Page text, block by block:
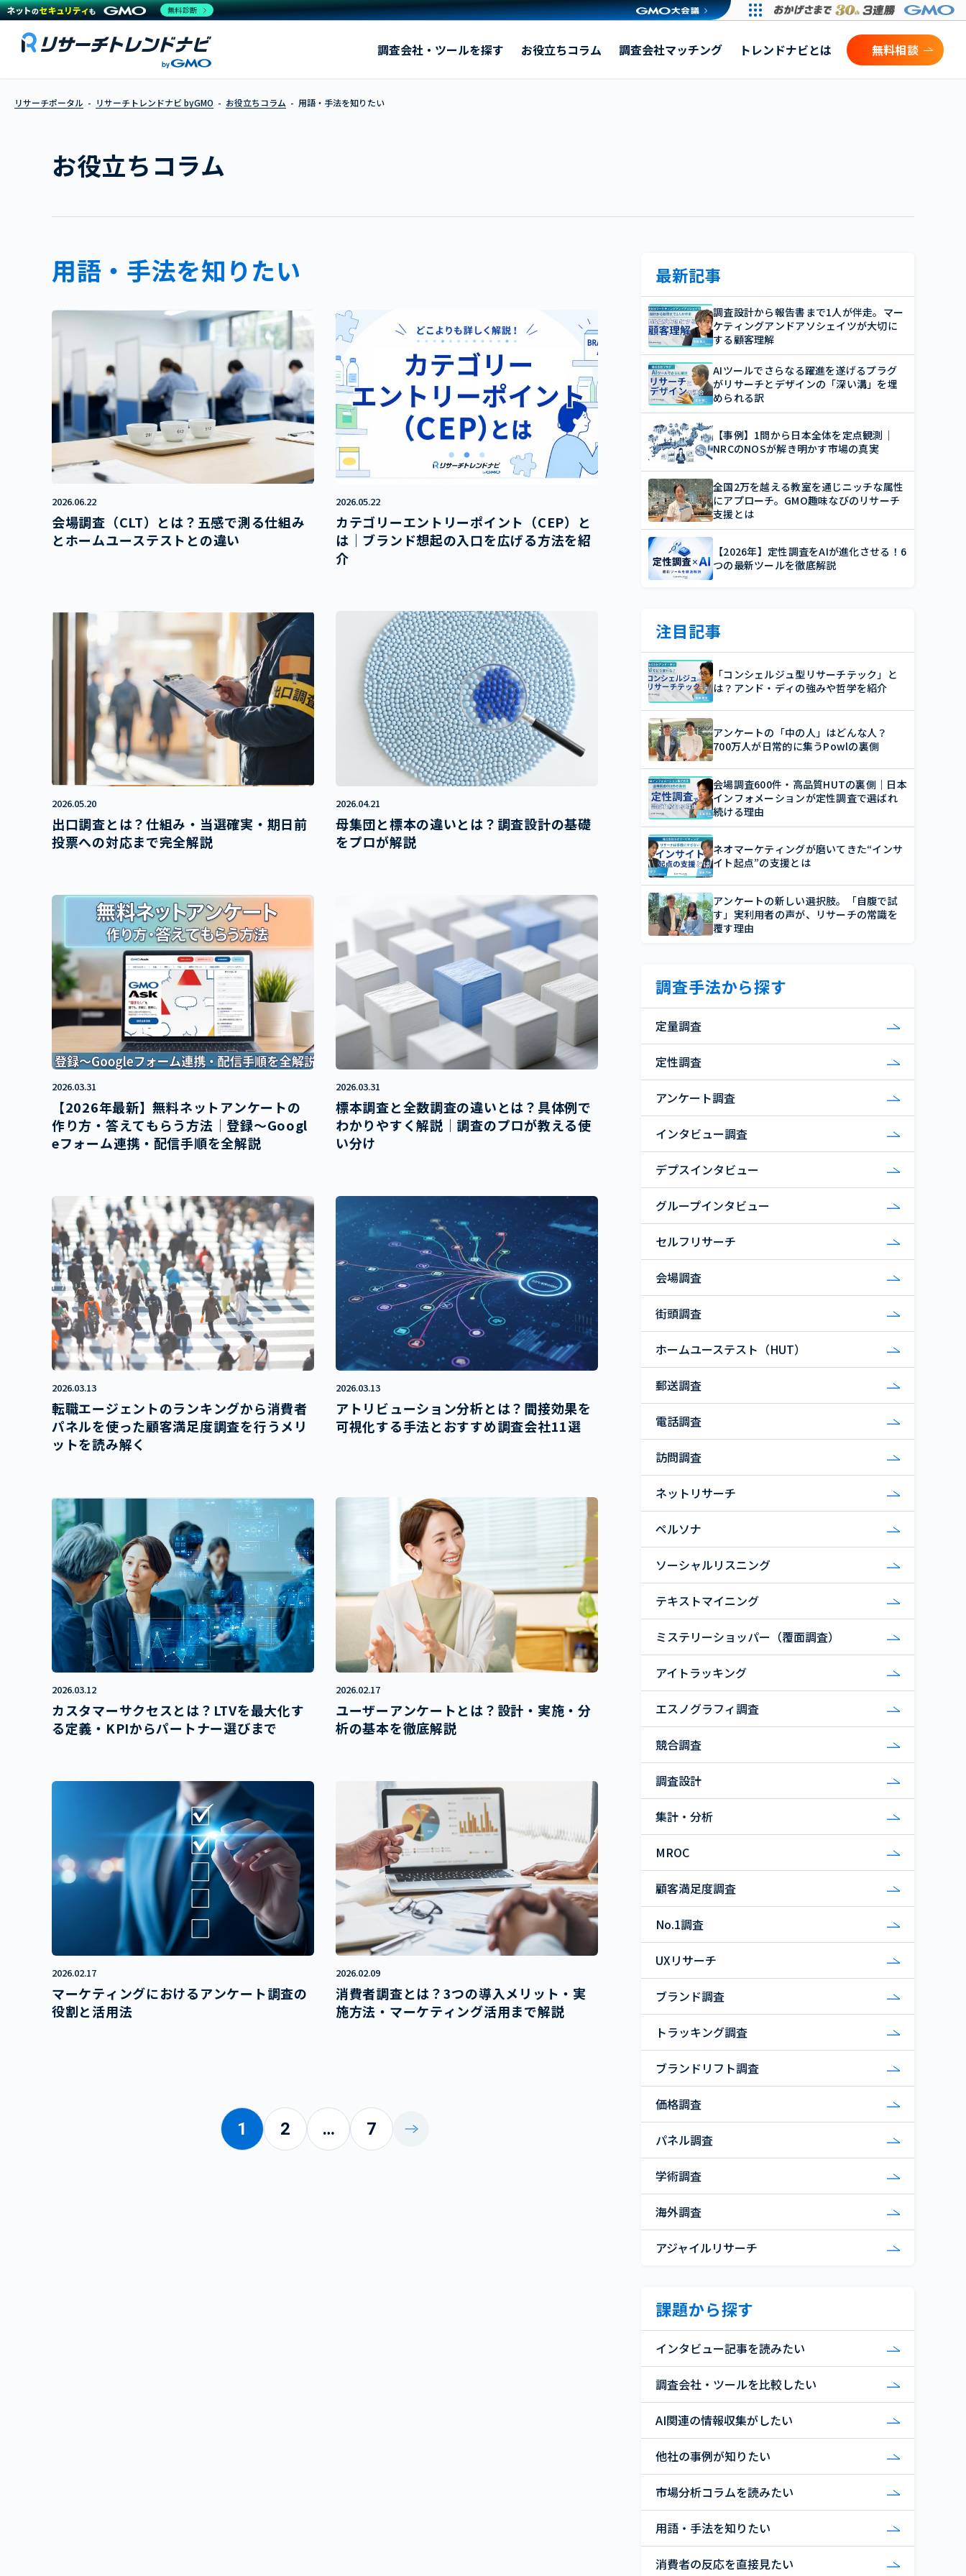
調査会社・ツールを探す お役立ちコラム 調査会社マッチング トレンドナビとは 無料相談
リサーチポータル リサーチトレンドナビ byGMO お役立ちコラム 用語・手法を知りたい
お役立ちコラム
用語・手法を知りたい
2026.06.22
会場調査（CLT）とは？五感で測る仕組み
とホームユーステストとの違い
2026.05.22
カテゴリーエントリーポイント（CEP）と
は｜ブランド想起の入口を広げる方法を紹
介
2026.05.20
出口調査とは？仕組み・当選確実・期日前
投票への対応まで完全解説
2026.04.21
母集団と標本の違いとは？調査設計の基礎
をプロが解説
2026.03.31
【2026年最新】無料ネットアンケートの
作り方・答えてもらう方法｜登録〜Googl
eフォーム連携・配信手順を全解説
2026.03.31
標本調査と全数調査の違いとは？具体例で
わかりやすく解説｜調査のプロが教える使
い分け
2026.03.13
転職エージェントのランキングから消費者
パネルを使った顧客満足度調査を行うメリ
ットを読み解く
2026.03.13
アトリビューション分析とは？間接効果を
可視化する手法とおすすめ調査会社11選
2026.03.12
カスタマーサクセスとは？LTVを最大化す
る定義・KPIからパートナー選びまで
2026.02.17
ユーザーアンケートとは？設計・実施・分
析の基本を徹底解説
2026.02.17
マーケティングにおけるアンケート調査の
役割と活用法
2026.02.09
消費者調査とは？3つの導入メリット・実
施方法・マーケティング活用まで解説
1 2 … 7
最新記事
調査設計から報告書まで1人が伴走。マー
ケティングアンドアソシェイツが大切に
する顧客理解
AIツールでさらなる躍進を遂げるプラグ
がリサーチとデザインの「深い溝」を埋
められる訳
【事例】1問から日本全体を定点観測｜
NRCのNOSが解き明かす市場の真実
全国2万を越える教室を通じニッチな属性
にアプローチ。GMO趣味なびのリサーチ
支援とは
【2026年】定性調査をAIが進化させる！6
つの最新ツールを徹底解説
注目記事
「コンシェルジュ型リサーチテック」と
は？アンド・ディの強みや哲学を紹介
アンケートの「中の人」はどんな人？
700万人が日常的に集うPowlの裏側
会場調査600件・高品質HUTの裏側｜日本
インフォメーションが定性調査で選ばれ
続ける理由
ネオマーケティングが磨いてきた“インサ
イト起点”の支援とは
アンケートの新しい選択肢。「自腹で試
す」実利用者の声が、リサーチの常識を
覆す理由
調査手法から探す
定量調査
定性調査
アンケート調査
インタビュー調査
デプスインタビュー
グループインタビュー
セルフリサーチ
会場調査
街頭調査
ホームユーステスト（HUT）
郵送調査
電話調査
訪問調査
ネットリサーチ
ペルソナ
ソーシャルリスニング
テキストマイニング
ミステリーショッパー（覆面調査）
アイトラッキング
エスノグラフィ調査
競合調査
調査設計
集計・分析
MROC
顧客満足度調査
No.1調査
UXリサーチ
ブランド調査
トラッキング調査
ブランドリフト調査
価格調査
パネル調査
学術調査
海外調査
アジャイルリサーチ
課題から探す
インタビュー記事を読みたい
調査会社・ツールを比較したい
AI関連の情報収集がしたい
他社の事例が知りたい
市場分析コラムを読みたい
用語・手法を知りたい
消費者の反応を直接見たい
無料診断